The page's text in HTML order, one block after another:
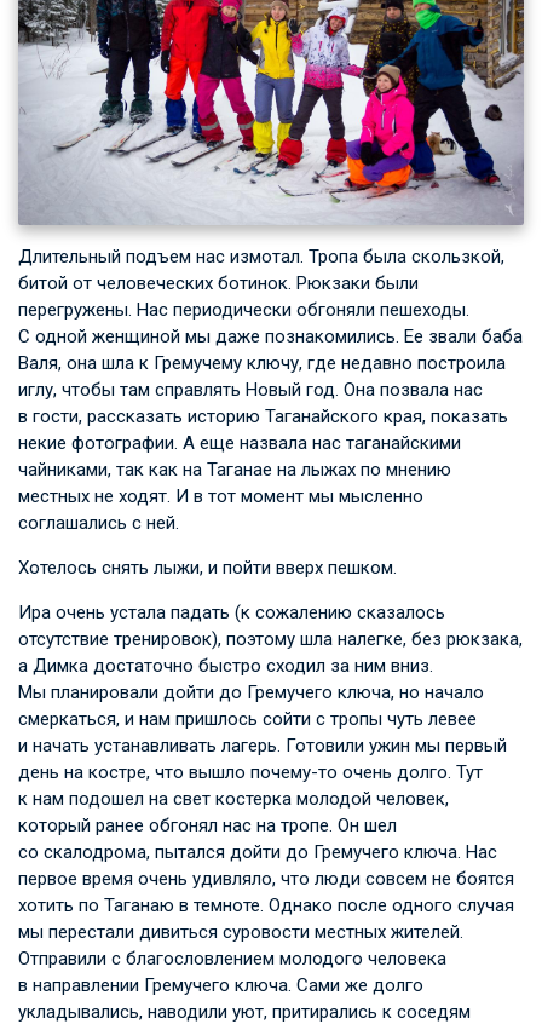
Длительный подъем нас измотал. Тропа была скользкой,
битой от человеческих ботинок. Рюкзаки были
перегружены. Нас периодически обгоняли пешеходы.
С одной женщиной мы даже познакомились. Ее звали баба
Валя, она шла к Гремучему ключу, где недавно построила
иглу, чтобы там справлять Новый год. Она позвала нас
в гости, рассказать историю Таганайского края, показать
некие фотографии. А еще назвала нас таганайскими
чайниками, так как на Таганае на лыжах по мнению
местных не ходят. И в тот момент мы мысленно
соглашались с ней.
Хотелось снять лыжи, и пойти вверх пешком.
Ира очень устала падать (к сожалению сказалось
отсутствие тренировок), поэтому шла налегке, без рюкзака,
а Димка достаточно быстро сходил за ним вниз.
Мы планировали дойти до Гремучего ключа, но начало
смеркаться, и нам пришлось сойти с тропы чуть левее
и начать устанавливать лагерь. Готовили ужин мы первый
день на костре, что вышло почему-то очень долго. Тут
к нам подошел на свет костерка молодой человек,
который ранее обгонял нас на тропе. Он шел
со скалодрома, пытался дойти до Гремучего ключа. Нас
первое время очень удивляло, что люди совсем не боятся
хотить по Таганаю в темноте. Однако после одного случая
мы перестали дивиться суровости местных жителей.
Отправили с благословлением молодого человека
в направлении Гремучего ключа. Сами же долго
укладывались, наводили уют, притирались к соседям